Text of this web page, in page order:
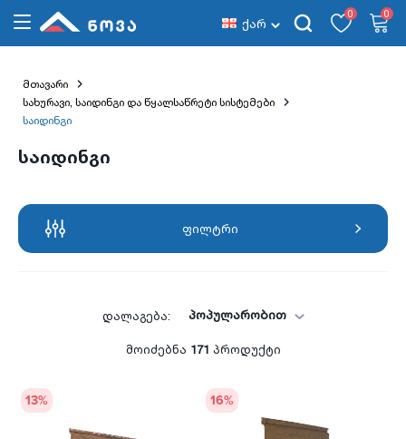
ქარ
0 0
მთავარი
სახურავი, საიდინგი და წყალსაწრეტი სისტემები
საიდინგი
საიდინგი
ფილტრი
დალაგება: პოპულარობით
მოიძებნა 171 პროდუქტი
13% 16%